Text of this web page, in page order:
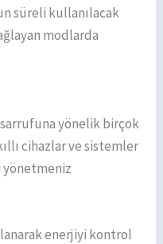
süreli kullanılacak
modlarda
yönelik birçok
cihazlar ve sistemler
enerjiyi kontrol